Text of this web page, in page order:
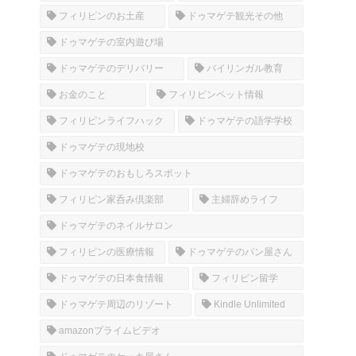
フィリピンのお土産 ドゥマゲテ観光その他
ドゥマゲテの室内遊び場
ドゥマゲテのデリバリー バイリンガル教育
お金のこと フィリピンペット情報
フィリピンライフハック ドゥマゲテの語学学校
ドゥマゲテの現地校
ドゥマゲテのおもしろスポット
フィリピン家呑み倶楽部 主婦辞めライフ
ドゥマゲテのネイルサロン
フィリピンの医療情報 ドゥマゲテのパン屋さん
ドゥマゲテの日本食情報 フィリピン留学
ドゥマゲテ周辺のリゾート Kindle Unlimited
amazonプライムビデオ